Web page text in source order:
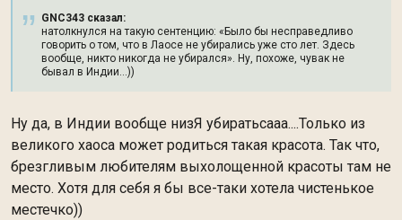
GNC343 сказал:
натолкнулся на такую сентенцию: «Было бы несправедливо
говорить о том, что в Лаосе не убирались уже сто лет. Здесь
вообще, никто никогда не убирался». Ну, похоже, чувак не
бывал в Индии…))
Ну да, в Индии вообще низЯ убиратьсааа....Только из
великого хаоса может родиться такая красота. Так что,
брезгливым любителям выхолощенной красоты там не
место. Хотя для себя я бы все-таки хотела чистенькое
местечко))